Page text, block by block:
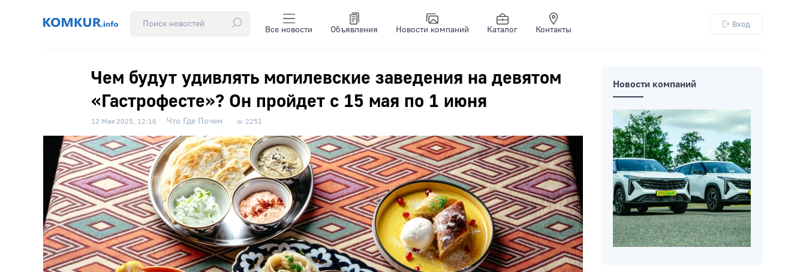
Все новости Объявления Новости компаний Каталог Контакты
Вход
Чем будут удивлять могилевские заведения на девятом
«Гастрофесте»? Он пройдет с 15 мая по 1 июня
12 Мая 2025, 12:16 Что Где Почем 2251
Новости компаний